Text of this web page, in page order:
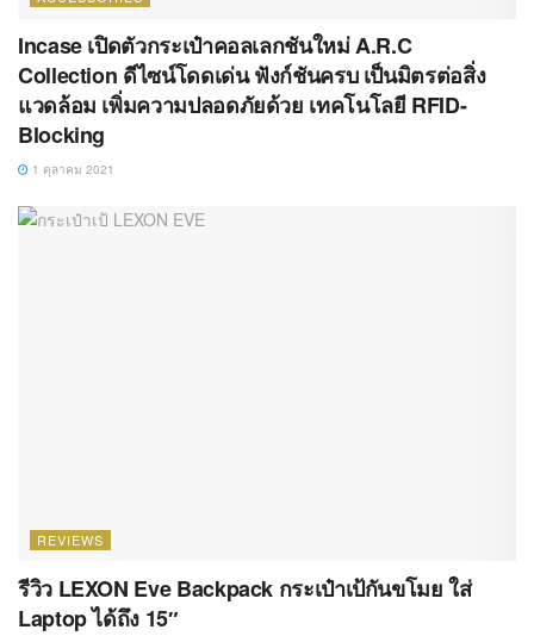
Incase เปิดตัวกระเป๋าคอลเลกชันใหม่ A.R.C
Collection ดีไซน์โดดเด่น ฟังก์ชันครบ เป็นมิตรต่อสิ่ง
แวดล้อม เพิ่มความปลอดภัยด้วย เทคโนโลยี RFID-
Blocking
1 ตุลาคม 2021
REVIEWS
รีวิว LEXON Eve Backpack กระเป๋าเป้กันขโมย ใส่
Laptop ได้ถึง 15″